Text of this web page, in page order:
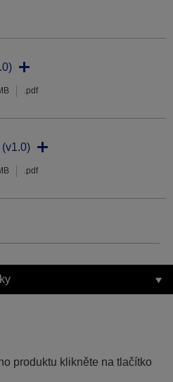
.pdf
.pdf
produktu klikněte na tlačítko